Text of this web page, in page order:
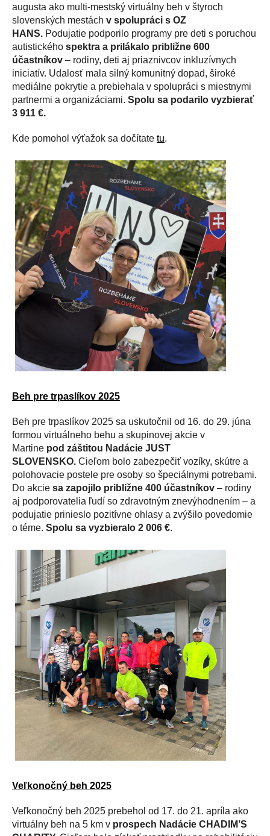
augusta ako multi-mestský virtuálny beh v štyroch
slovenských mestách v spolupráci s OZ
HANS. Podujatie podporilo programy pre deti s poruchou
autistického spektra a prilákalo približne 600
účastníkov – rodiny, deti aj priaznivcov inkluzívnych
iniciatív. Udalosť mala silný komunitný dopad, široké
mediálne pokrytie a prebiehala v spolupráci s miestnymi
partnermi a organizáciami. Spolu sa podarilo vyzbierať
3 911 €.
Kde pomohol výťažok sa dočítate tu.
Beh pre trpaslíkov 2025
Beh pre trpaslíkov 2025 sa uskutočnil od 16. do 29. júna
formou virtuálneho behu a skupinovej akcie v
Martine pod záštitou Nadácie JUST
SLOVENSKO. Cieľom bolo zabezpečiť vozíky, skútre a
polohovacie postele pre osoby so špeciálnymi potrebami.
Do akcie sa zapojilo približne 400 účastníkov – rodiny
aj podporovatelia ľudí so zdravotným znevýhodnením – a
podujatie prinieslo pozitívne ohlasy a zvýšilo povedomie
o téme. Spolu sa vyzbieralo 2 006 €.
Veľkonočný beh 2025
Veľkonočný beh 2025 prebehol od 17. do 21. apríla ako
virtuálny beh na 5 km v prospech Nadácie CHADIM’S